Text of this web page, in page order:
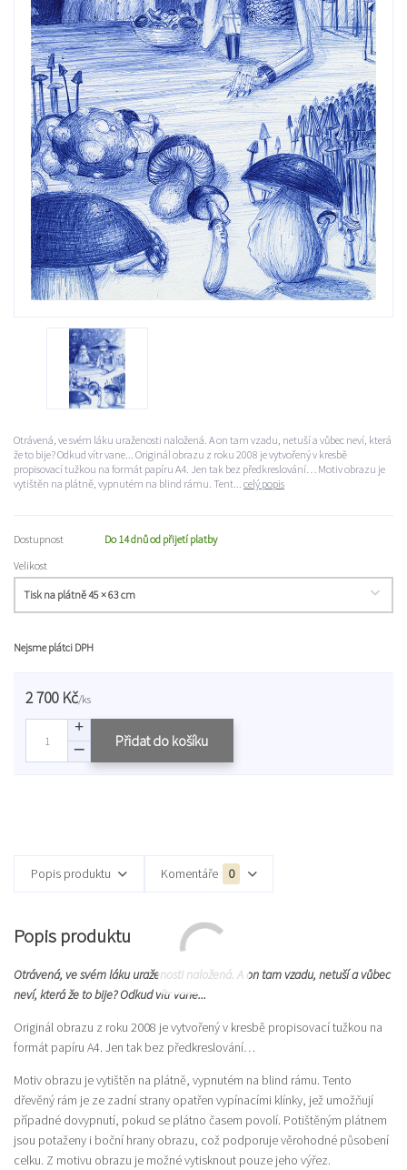
Otrávená, ve svém láku uraženosti naložená. A on tam vzadu, netuší a vůbec neví, která
že to bije? Odkud vítr vane... Originál obrazu z roku 2008 je vytvořený v kresbě
propisovací tužkou na formát papíru A4. Jen tak bez předkreslování… Motiv obrazu je
vytištěn na plátně, vypnutém na blind rámu. Tent... celý popis
Dostupnost
Do 14 dnů od přijetí platby
Velikost
Nejsme plátci DPH
2 700 Kč/ks
Přidat do košíku
Popis produktu Komentáře 0
Popis produktu
Otrávená, ve svém láku uraženosti naložená. A on tam vzadu, netuší a vůbec
neví, která že to bije? Odkud vítr vane...
Originál obrazu z roku 2008 je vytvořený v kresbě propisovací tužkou na
formát papíru A4. Jen tak bez předkreslování…
Motiv obrazu je vytištěn na plátně, vypnutém na blind rámu. Tento
dřevěný rám je ze zadní strany opatřen vypínacími klínky, jež umožňují
případné dovypnutí, pokud se plátno časem povolí. Potištěným plátnem
jsou potaženy i boční hrany obrazu, což podporuje věrohodné působení
celku. Z motivu obrazu je možné vytisknout pouze jeho výřez.